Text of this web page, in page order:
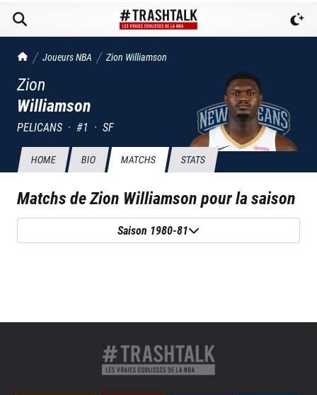
TrashTalk Actu NBA
Joueurs NBA Zion Williamson
Zion
Williamson
PELICANS · #1 · SF
HOME BIO MATCHS STATS
Matchs deZion Williamsonpour la saison
Saison 1980-81